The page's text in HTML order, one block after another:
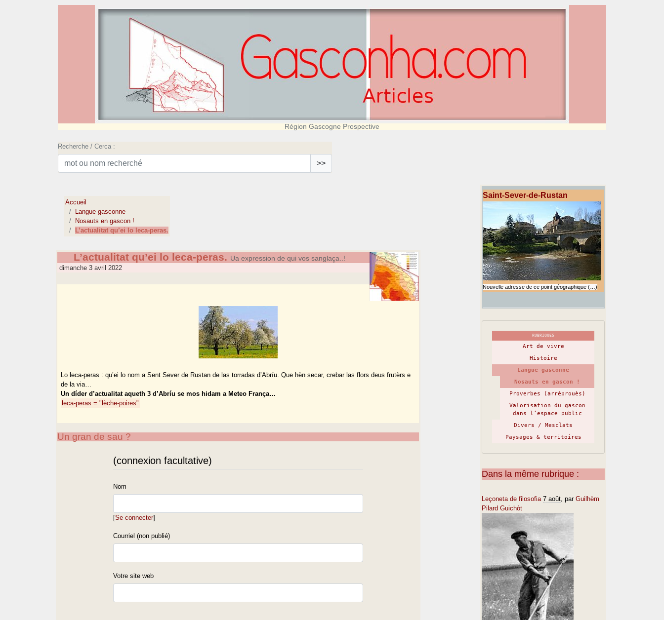
Région Gascogne Prospective
Recherche / Cerca :
>>
Accueil
Langue gasconne
Nosauts en gascon !
L’actualitat qu’ei lo leca-peras.
L’actualitat qu’ei lo leca-peras. Ua expression de qui vos sanglaça..!
dimanche 3 avril 2022
Lo leca-peras : qu’ei lo nom a Sent Sever de Rustan de las torradas d’Abríu. Que hèn secar, crebar las flors deus frutèrs e
de la via…
Un díder d’actualitat aqueth 3 d’Abríu se mos hidam a Meteo França…
leca-peras = "lèche-poires"
Un gran de sau ?
(connexion facultative)
Nom
[Se connecter]
Courriel (non publié)
Votre site web
Saint-Sever-de-Rustan
Nouvelle adresse de ce point géographique (…)
RUBRIQUES
Art de vivre
Histoire
Langue gasconne
Nosauts en gascon !
Proverbes (arréprouès)
Valorisation du gascon
dans l’espace public
Divers / Mesclats
Paysages & territoires
Dans la même rubrique :
Leçoneta de filosofia 7 août, par Guilhèm
Pilard Guichòt